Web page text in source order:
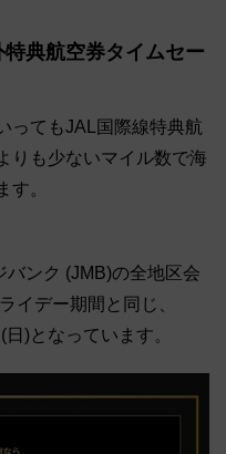
典航空券タイムセー
ってもJAL国際線特典航
りも少ないマイル数で海
す。
ンク (JMB)の全地区会
イデー期間と同じ、
)となっています。